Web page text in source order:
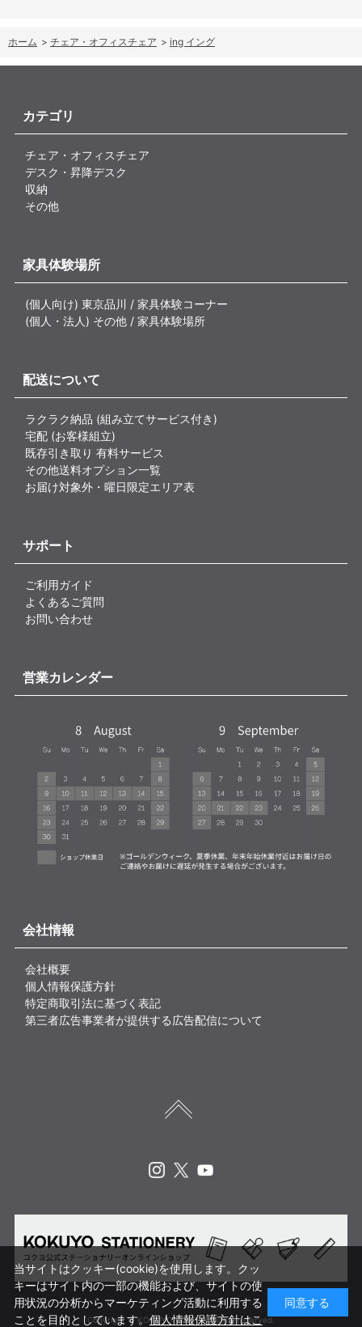
ホーム > チェア・オフィスチェア > ing イング
カテゴリ
チェア・オフィスチェア
デスク・昇降デスク
収納
その他
家具体験場所
(個人向け) 東京品川 / 家具体験コーナー
(個人・法人) その他 / 家具体験場所
配送について
ラクラク納品 (組み立てサービス付き)
宅配 (お客様組立)
既存引き取り 有料サービス
その他送料オプション一覧
お届け対象外・曜日限定エリア表
サポート
ご利用ガイド
よくあるご質問
お問い合わせ
営業カレンダー
会社情報
会社概要
個人情報保護方針
特定商取引法に基づく表記
第三者広告事業者が提供する広告配信について
Copyright © KOKUYO CORP. All rights reserved.
当サイトはクッキー(cookie)を使用します。クッ
キーはサイト内の一部の機能および、サイトの使
用状況の分析からマーケティング活動に利用する
ことを目的としています。個人情報保護方針はこ
同意する